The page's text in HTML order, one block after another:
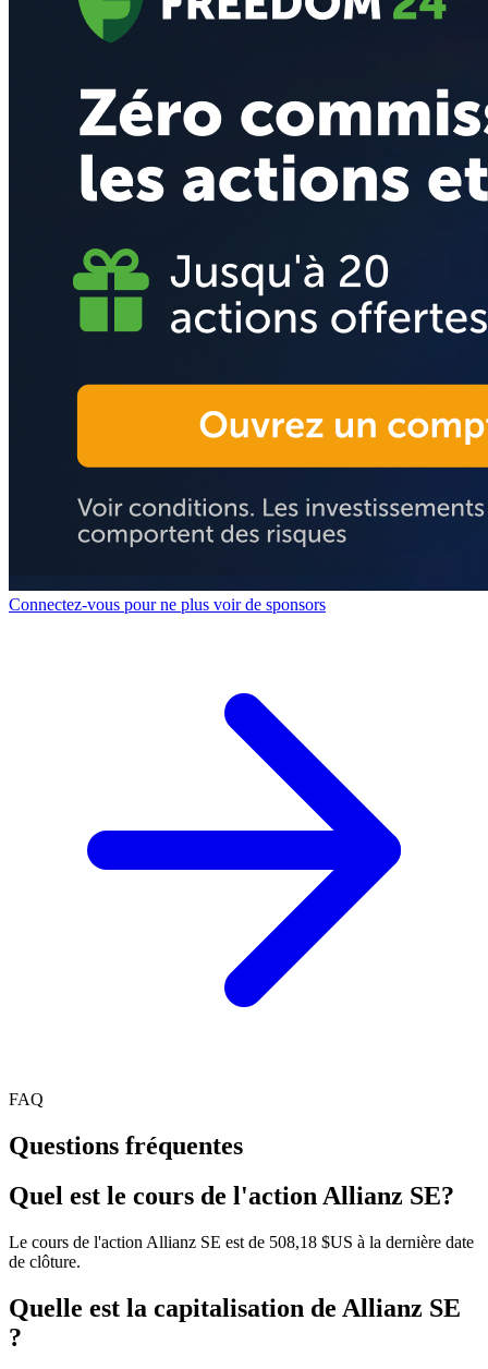
Connectez-vous pour ne plus voir de sponsors
FAQ
Questions fréquentes
Quel est le cours de l'action Allianz SE?
Le cours de l'action Allianz SE est de 508,18 $US à la dernière date
de clôture.
Quelle est la capitalisation de Allianz SE
?